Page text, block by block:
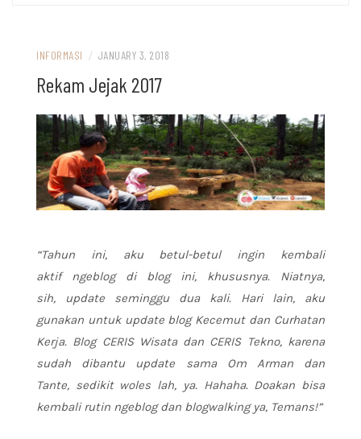
INFORMASI / JANUARY 3, 2018
Rekam Jejak 2017
“Tahun ini, aku betul-betul ingin kembali
aktif ngeblog di blog ini, khususnya. Niatnya,
sih, update seminggu dua kali. Hari lain, aku
gunakan untuk update blog Kecemut dan Curhatan
Kerja. Blog CERIS Wisata dan CERIS Tekno, karena
sudah dibantu update sama Om Arman dan
Tante, sedikit woles lah, ya. Hahaha. Doakan bisa
kembali rutin ngeblog dan blogwalking ya, Temans!”